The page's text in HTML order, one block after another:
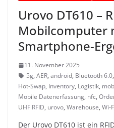
Urovo DT610 –
Mobilcomputer
Smartphone-
11. November 2025
5g, AER, android, Bluetooth 6.0,
Hot-Swap, Inventory, Logistik,
Mobile Datenerfassung, nfc,
UHF RFID, urovo, Warehouse, Wi-
Der Urovo DT610 ist ein